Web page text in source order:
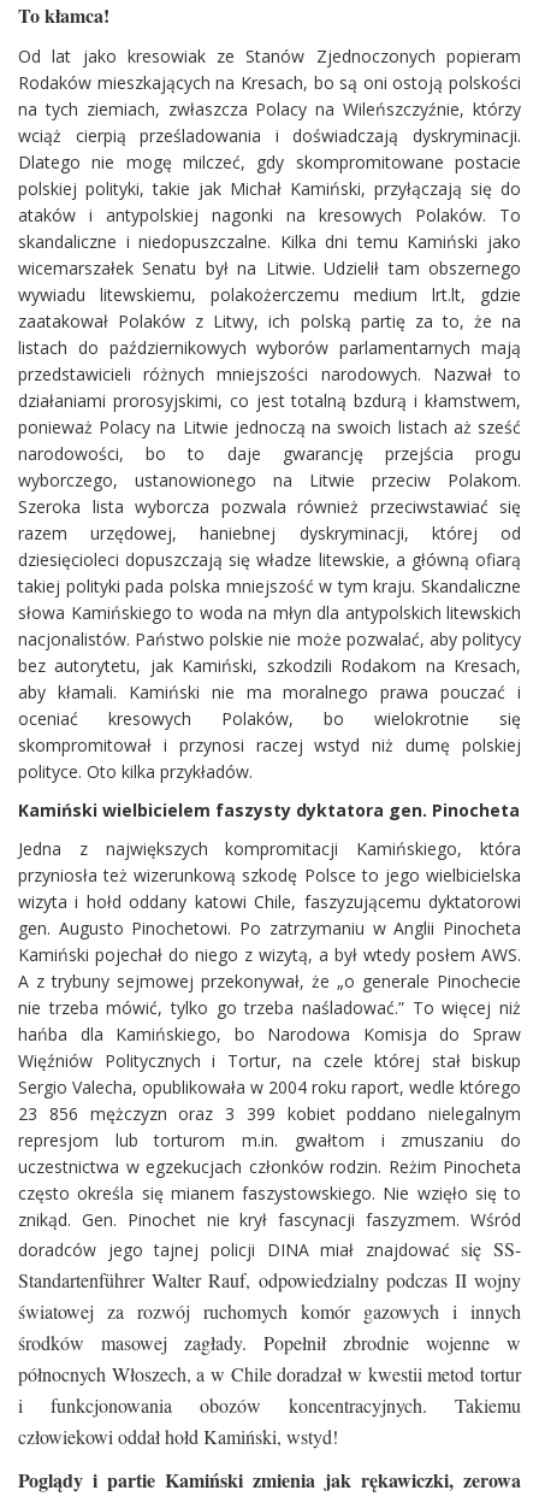
To kłamca!
Od lat jako kresowiak ze Stanów Zjednoczonych popieram
Rodaków mieszkających na Kresach, bo są oni ostoją polskości
na tych ziemiach, zwłaszcza Polacy na Wileńszczyźnie, którzy
wciąż cierpią prześladowania i doświadczają dyskryminacji.
Dlatego nie mogę milczeć, gdy skompromitowane postacie
polskiej polityki, takie jak Michał Kamiński, przyłączają się do
ataków i antypolskiej nagonki na kresowych Polaków. To
skandaliczne i niedopuszczalne. Kilka dni temu Kamiński jako
wicemarszałek Senatu był na Litwie. Udzielił tam obszernego
wywiadu litewskiemu, polakożerczemu medium lrt.lt, gdzie
zaatakował Polaków z Litwy, ich polską partię za to, że na
listach do październikowych wyborów parlamentarnych mają
przedstawicieli różnych mniejszości narodowych. Nazwał to
działaniami prorosyjskimi, co jest totalną bzdurą i kłamstwem,
ponieważ Polacy na Litwie jednoczą na swoich listach aż sześć
narodowości, bo to daje gwarancję przejścia progu
wyborczego, ustanowionego na Litwie przeciw Polakom.
Szeroka lista wyborcza pozwala również przeciwstawiać się
razem urzędowej, haniebnej dyskryminacji, której od
dziesięcioleci dopuszczają się władze litewskie, a główną ofiarą
takiej polityki pada polska mniejszość w tym kraju. Skandaliczne
słowa Kamińskiego to woda na młyn dla antypolskich litewskich
nacjonalistów. Państwo polskie nie może pozwalać, aby politycy
bez autorytetu, jak Kamiński, szkodzili Rodakom na Kresach,
aby kłamali. Kamiński nie ma moralnego prawa pouczać i
oceniać kresowych Polaków, bo wielokrotnie się
skompromitował i przynosi raczej wstyd niż dumę polskiej
polityce. Oto kilka przykładów.
Kamiński wielbicielem faszysty dyktatora gen. Pinocheta
Jedna z największych kompromitacji Kamińskiego, która
przyniosła też wizerunkową szkodę Polsce to jego wielbicielska
wizyta i hołd oddany katowi Chile, faszyzującemu dyktatorowi
gen. Augusto Pinochetowi. Po zatrzymaniu w Anglii Pinocheta
Kamiński pojechał do niego z wizytą, a był wtedy posłem AWS.
A z trybuny sejmowej przekonywał, że „o generale Pinochecie
nie trzeba mówić, tylko go trzeba naśladować.” To więcej niż
hańba dla Kamińskiego, bo Narodowa Komisja do Spraw
Więźniów Politycznych i Tortur, na czele której stał biskup
Sergio Valecha, opublikowała w 2004 roku raport, wedle którego
23 856 mężczyzn oraz 3 399 kobiet poddano nielegalnym
represjom lub torturom m.in. gwałtom i zmuszaniu do
uczestnictwa w egzekucjach członków rodzin. Reżim Pinocheta
często określa się mianem faszystowskiego. Nie wzięło się to
znikąd. Gen. Pinochet nie krył fascynacji faszyzmem. Wśród
doradców jego tajnej policji DINA miał znajdować się SS-
Standartenführer Walter Rauf, odpowiedzialny podczas II wojny
światowej za rozwój ruchomych komór gazowych i innych
środków masowej zagłady. Popełnił zbrodnie wojenne w
północnych Włoszech, a w Chile doradzał w kwestii metod tortur
i funkcjonowania obozów koncentracyjnych. Takiemu
człowiekowi oddał hołd Kamiński, wstyd!
Poglądy i partie Kamiński zmienia jak rękawiczki, zerowa